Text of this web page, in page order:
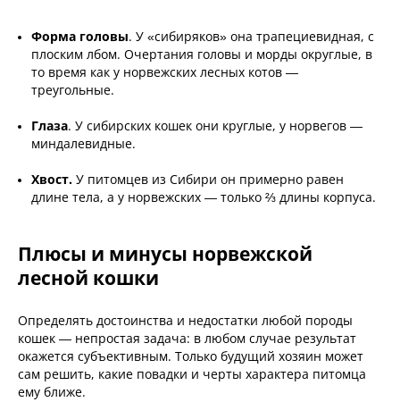
Форма головы. У «сибиряков» она трапециевидная, с
плоским лбом. Очертания головы и морды округлые, в
то время как у норвежских лесных котов —
треугольные.
Глаза. У сибирских кошек они круглые, у норвегов —
миндалевидные.
Хвост. У питомцев из Сибири он примерно равен
длине тела, а у норвежских — только ⅔ длины корпуса.
Плюсы и минусы норвежской
лесной кошки
Определять достоинства и недостатки любой породы
кошек — непростая задача: в любом случае результат
окажется субъективным. Только будущий хозяин может
сам решить, какие повадки и черты характера питомца
ему ближе.